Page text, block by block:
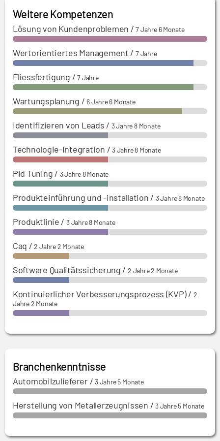
Belieferung des Kunden, Just-in-Time-
Serienmontage von Türsystemen und Airgates.
Weitere Kompetenzen
Lösung von Kundenproblemen /7 Jahre 6 Monate
Wertorientiertes Management / 7 Jahre
Fliessfertigung /7 Jahre
Wartungsplanung / 6 Jahre 6 Monate
Identifizieren von Leads / 3 Jahre 8 Monate
Technologie-Integration / 3 Jahre 8 Monate
Pid Tuning / 3 Jahre 8 Monate
Produkteinführung und -installation / 3 Jahre 8 Monate
Produktlinie / 3 Jahre 8 Monate
Caq /2 Jahre 2 Monate
Software Qualitätssicherung / 2 Jahre 2 Monate
Kontinuierlicher Verbesserungsprozess (KVP)/ 2
Jahre 2 Monate
Branchenkenntnisse
Automobilzulieferer/3 Jahre 5 Monate
Herstellung von Metallerzeugnissen /3 Jahre 5 Monate